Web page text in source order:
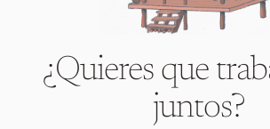
¿Quieres que
juntos?